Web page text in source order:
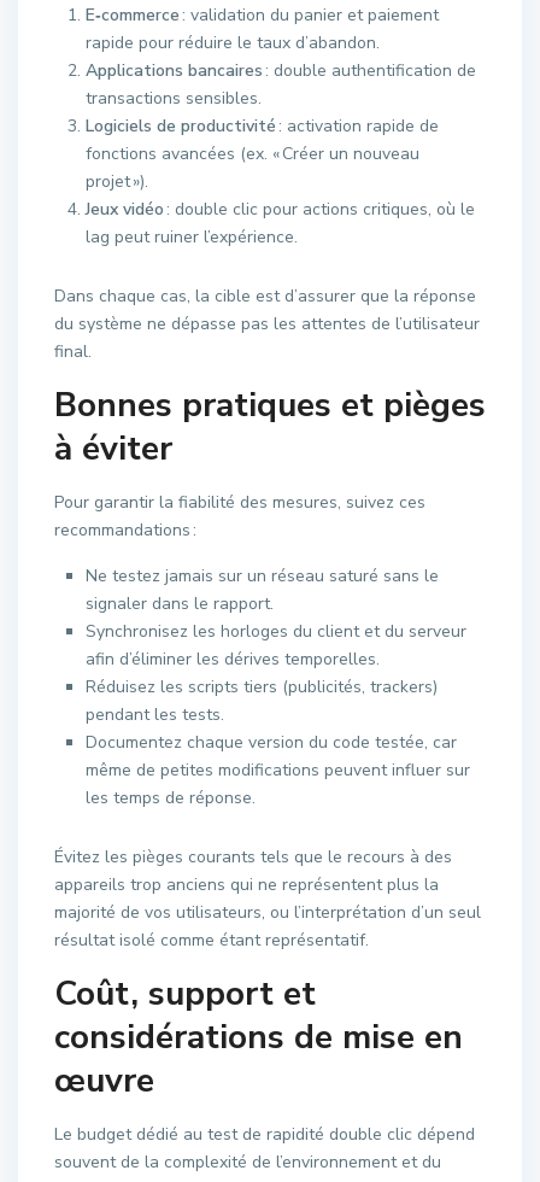
E‑commerce : validation du panier et paiement
rapide pour réduire le taux d’abandon.
Applications bancaires : double authentification de
transactions sensibles.
Logiciels de productivité : activation rapide de
fonctions avancées (ex. « Créer un nouveau
projet »).
Jeux vidéo : double clic pour actions critiques, où le
lag peut ruiner l’expérience.
Dans chaque cas, la cible est d’assurer que la réponse
du système ne dépasse pas les attentes de l’utilisateur
final.
Bonnes pratiques et pièges
à éviter
Pour garantir la fiabilité des mesures, suivez ces
recommandations :
Ne testez jamais sur un réseau saturé sans le
signaler dans le rapport.
Synchronisez les horloges du client et du serveur
afin d’éliminer les dérives temporelles.
Réduisez les scripts tiers (publicités, trackers)
pendant les tests.
Documentez chaque version du code testée, car
même de petites modifications peuvent influer sur
les temps de réponse.
Évitez les pièges courants tels que le recours à des
appareils trop anciens qui ne représentent plus la
majorité de vos utilisateurs, ou l’interprétation d’un seul
résultat isolé comme étant représentatif.
Coût, support et
considérations de mise en
œuvre
Le budget dédié au test de rapidité double clic dépend
souvent de la complexité de l’environnement et du